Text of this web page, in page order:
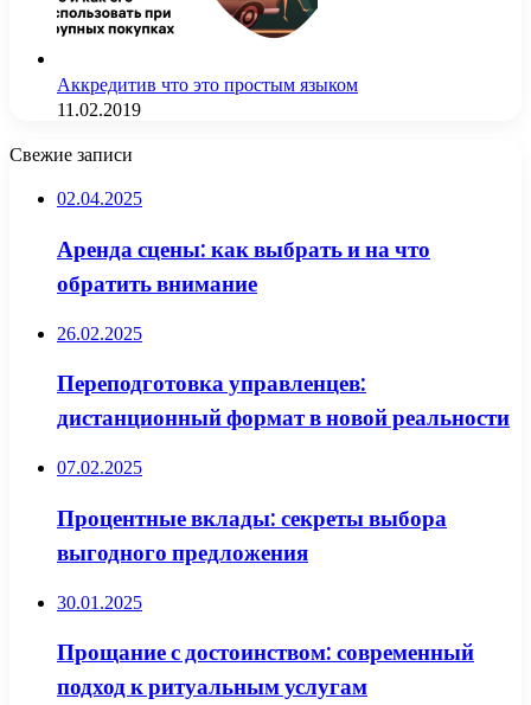
Аккредитив что это простым языком
11.02.2019
Свежие записи
02.04.2025
Аренда сцены: как выбрать и на что
обратить внимание
26.02.2025
Переподготовка управленцев:
дистанционный формат в новой реальности
07.02.2025
Процентные вклады: секреты выбора
выгодного предложения
30.01.2025
Прощание с достоинством: современный
подход к ритуальным услугам